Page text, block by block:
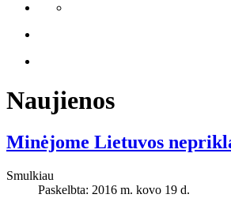
Naujienos
Minėjome Lietuvos
Smulkiau
Paskelbta: 2016 m. kovo 19 d.